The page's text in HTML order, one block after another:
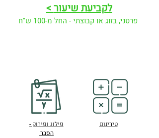
פרטני, בזוג או קבוצתי - החל מ-100 ש"ח
< לקביעת שיעור
פילוג ופירוק -
הסבר
טירינום